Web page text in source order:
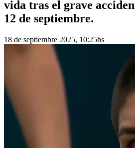
vida tras el grave
12 de septiembre.
18 de septiembre 2025, 10:25hs